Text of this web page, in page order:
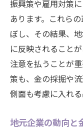
振興策や雇用対策
あります。これら
ぼし、その結果、
に反映されること
注意を払うことが
策も、金の採掘や
側面も考慮に入れる
地元企業の動向と